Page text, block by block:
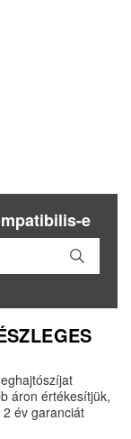
e
áron értékesítjük,
év garanciát